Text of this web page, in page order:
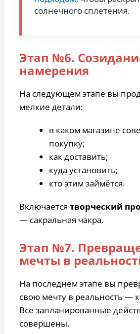
солнечного сплетения.
Этап №6.
намерения
На следующем этапе вы
мелкие детали:
в каком магазине
покупку;
как доставить;
куда установить;
кто этим займётся.
Включается творческий
— сакральная чакра.
Этап №7.
мечты в
На последнем этапе вы
свою мечту в реальность —
Все запланированные
совершены.